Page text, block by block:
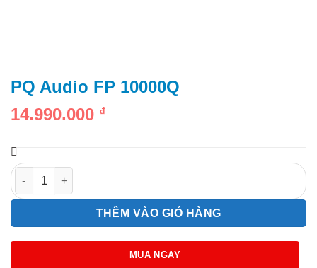
PQ Audio FP 10000Q
14.990.000 ₫
PQ Audio FP 10000Q số lượng
THÊM VÀO GIỎ HÀNG
MUA NGAY